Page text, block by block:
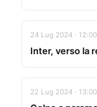
24 Lug 2024 · 12:00
Inter, verso la
22 Lug 2024 · 13:00